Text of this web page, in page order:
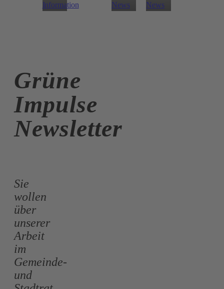
Information
News
News
Grüne
Impulse
Newsletter
Sie
wollen
über
unserer
Arbeit
im
Gemeinde-
und